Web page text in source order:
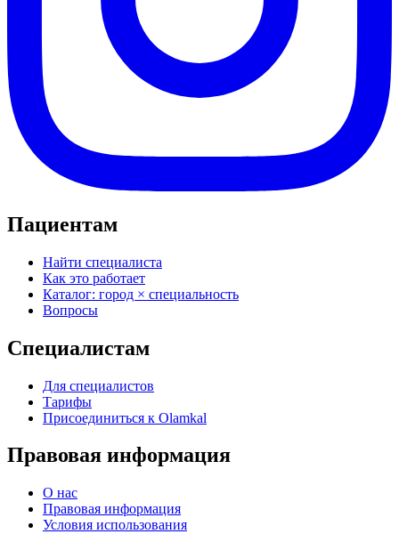
Пациентам
Найти специалиста
Как это работает
Каталог: город × специальность
Вопросы
Специалистам
Для специалистов
Тарифы
Присоединиться к Olamkal
Правовая информация
О нас
Правовая информация
Условия использования